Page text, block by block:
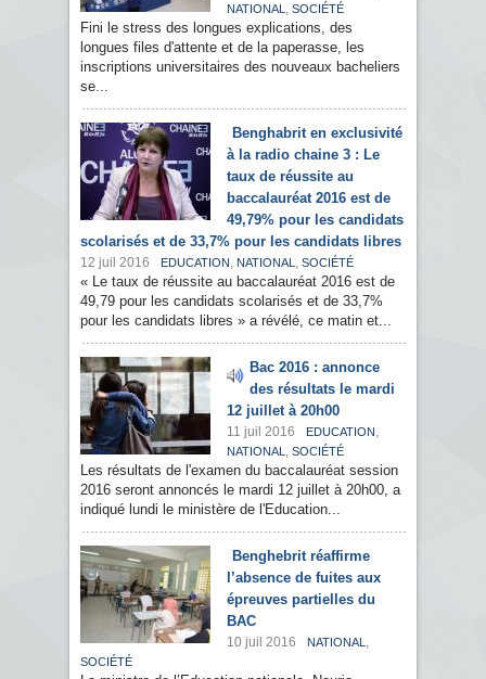
NATIONAL , SOCIÉTÉ
Fini le stress des longues explications, des
longues files d'attente et de la paperasse, les
inscriptions universitaires des nouveaux bacheliers
se...
Benghabrit en exclusivité
à la radio chaine 3 : Le
taux de réussite au
baccalauréat 2016 est de
49,79% pour les candidats
scolarisés et de 33,7% pour les candidats libres
12 juil 2016 EDUCATION , NATIONAL , SOCIÉTÉ
« Le taux de réussite au baccalauréat 2016 est de
49,79 pour les candidats scolarisés et de 33,7%
pour les candidats libres » a révélé, ce matin et...
Bac 2016 : annonce
des résultats le mardi
12 juillet à 20h00
11 juil 2016 EDUCATION ,
NATIONAL , SOCIÉTÉ
Les résultats de l'examen du baccalauréat session
2016 seront annoncés le mardi 12 juillet à 20h00, a
indiqué lundi le ministère de l'Education...
Benghebrit réaffirme
l’absence de fuites aux
épreuves partielles du
BAC
10 juil 2016 NATIONAL ,
SOCIÉTÉ